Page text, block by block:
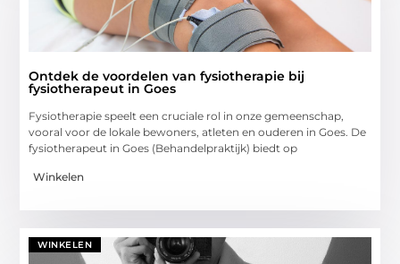
Ontdek de voordelen van fysiotherapie bij
fysiotherapeut in Goes
Fysiotherapie speelt een cruciale rol in onze gemeenschap,
vooral voor de lokale bewoners, atleten en ouderen in Goes. De
fysiotherapeut in Goes (Behandelpraktijk) biedt op
Winkelen
WINKELEN